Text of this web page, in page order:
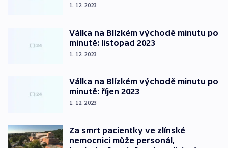
1. 12. 2023
Válka na Blízkém východě minutu po
minutě: listopad 2023
1. 12. 2023
Válka na Blízkém východě minutu po
minutě: říjen 2023
1. 12. 2023
Za smrt pacientky ve zlínské
nemocnici může personál,